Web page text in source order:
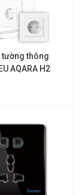
tường thông
AQARA H2